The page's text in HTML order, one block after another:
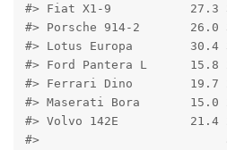
#> Fiat X1-9           27.3
#> Porsche 914-2       26.0
#> Lotus Europa        30.4
#> Ford Pantera L      15.8
#> Ferrari Dino        19.7
#> Maserati Bora       15.0
#> Volvo 142E          21.4
#>